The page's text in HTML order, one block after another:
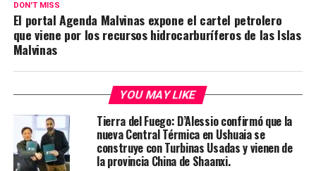
DON'T MISS
El portal Agenda Malvinas expone el cartel petrolero
que viene por los recursos hidrocarburíferos de las Islas
Malvinas
YOU MAY LIKE
Tierra del Fuego: D’Alessio confirmó que la
nueva Central Térmica en Ushuaia se
construye con Turbinas Usadas y vienen de
la provincia China de Shaanxi.